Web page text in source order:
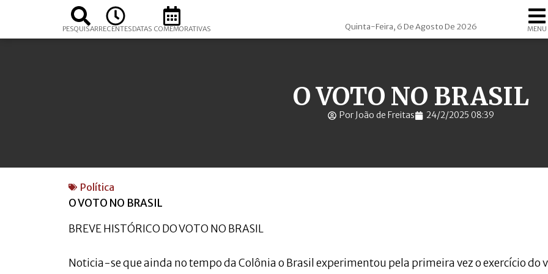
PESQUISARRECENTESDATAS COMEMORATIVAS Quinta-Feira, 6 De Agosto De 2026 MENU
O VOTO NO BRASIL
Por João de Freitas 24/2/2025 08:39
Política
O VOTO NO BRASIL
BREVE HISTÓRICO DO VOTO NO BRASIL
Noticia-se que ainda no tempo da Colônia o Brasil experimentou pela primeira vez o exercício do